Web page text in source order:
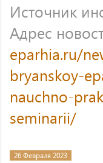
Источник
Адрес
eparhia.ru/
bryanskoy-
nauchno-
seminarii/
26 Февраля 2023